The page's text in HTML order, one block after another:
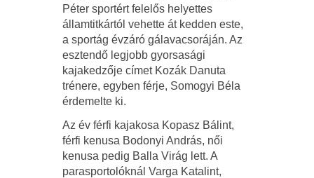
Péter sportért felelős helyettes
államtitkártól vehette át kedden este,
a sportág évzáró gálavacsoráján. Az
esztendő legjobb gyorsasági
kajakedzője címet Kozák Danuta
trénere, egyben férje, Somogyi Béla
érdemelte ki.
Az év férfi kajakosa Kopasz Bálint,
férfi kenusa Bodonyi András, női
kenusa pedig Balla Virág lett. A
parasportolóknál Varga Katalint,